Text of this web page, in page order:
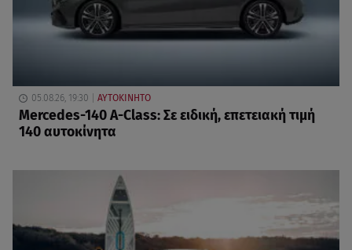
05.08.26, 19:30 ΑΥΤΟΚΙΝΗΤΟ
Mercedes-140 A-Class: Σε ειδική, επετειακή τιμή
140 αυτοκίνητα